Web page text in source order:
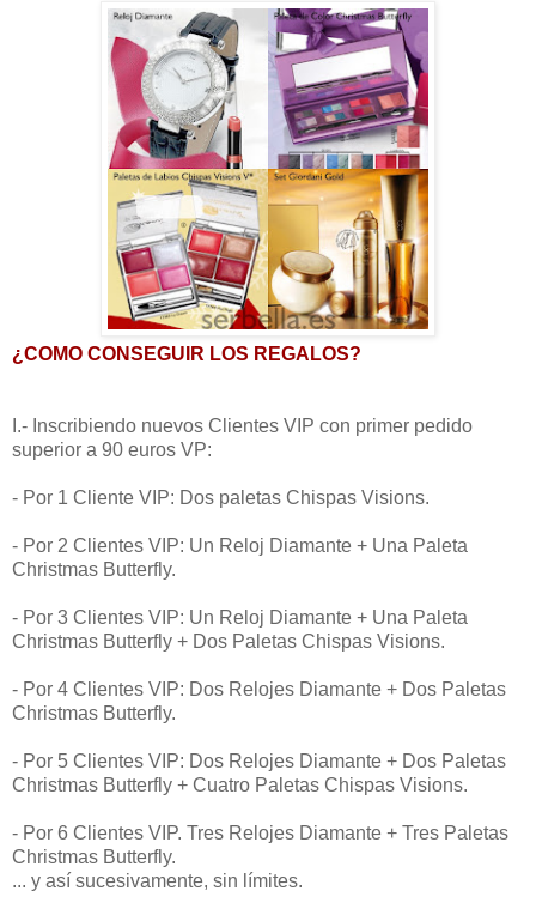
¿COMO CONSEGUIR LOS REGALOS?
I.- Inscribiendo nuevos Clientes VIP con primer pedido
superior a 90 euros VP:
- Por 1 Cliente VIP: Dos paletas Chispas Visions.
- Por 2 Clientes VIP: Un Reloj Diamante + Una Paleta
Christmas Butterfly.
- Por 3 Clientes VIP: Un Reloj Diamante + Una Paleta
Christmas Butterfly + Dos Paletas Chispas Visions.
- Por 4 Clientes VIP: Dos Relojes Diamante + Dos Paletas
Christmas Butterfly.
- Por 5 Clientes VIP: Dos Relojes Diamante + Dos Paletas
Christmas Butterfly + Cuatro Paletas Chispas Visions.
- Por 6 Clientes VIP. Tres Relojes Diamante + Tres Paletas
Christmas Butterfly.
... y así sucesivamente, sin límites.